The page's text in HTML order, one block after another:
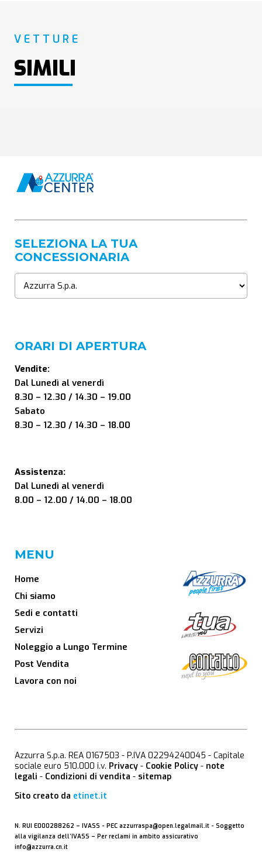
VETTURE
SIMILI
SELEZIONA LA TUA
CONCESSIONARIA
ORARI DI APERTURA
Vendite:
Dal Lunedì al venerdì
8.30 – 12.30 / 14.30 – 19.00
Sabato
8.30 – 12.30 / 14.30 – 18.00
Assistenza:
Dal Lunedì al venerdì
8.00 – 12.00 / 14.00 – 18.00
MENU
Home
Chi siamo
Sedi e contatti
Servizi
Noleggio a Lungo Termine
Post Vendita
Lavora con noi
Azzurra S.p.a. REA 0167503 - P.IVA 02294240045 - Capitale
sociale euro 510.000 i.v. Privacy - Cookie Policy - note
legali - Condizioni di vendita - sitemap
Sito creato da etinet.it
N. RUI E000288262 – IVASS - PEC azzurraspa@open.legalmail.it - Soggetto
alla vigilanza dell’IVASS – Per reclami in ambito assicurativo
info@azzurra.cn.it